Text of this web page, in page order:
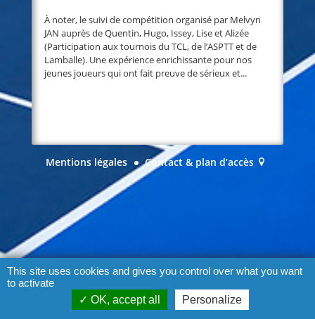
À noter, le suivi de compétition organisé par Melvyn
JAN auprès de Quentin, Hugo, Issey, Lise et Alizée
(Participation aux tournois du TCL, de l’ASPTT et de
Lamballe). Une expérience enrichissante pour nos
jeunes joueurs qui ont fait preuve de sérieux et...
Mentions légales Contact & plan d’accès
This site uses cookies and gives you control over what you want
to activate
OK, accept all
Personalize